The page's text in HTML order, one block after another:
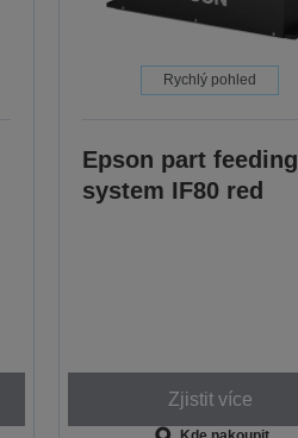
Rychlý pohled
Epson part feeding
system IF80 red
Zjistit více